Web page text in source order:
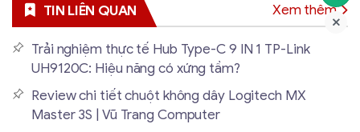
TIN LIÊN QUAN Xem thêm
Trải nghiệm thực tế Hub Type-C 9 IN 1 TP-Link
UH9120C: Hiệu năng có xứng tầm?
Review chi tiết chuột không dây Logitech MX
Master 3S | Vũ Trang Computer